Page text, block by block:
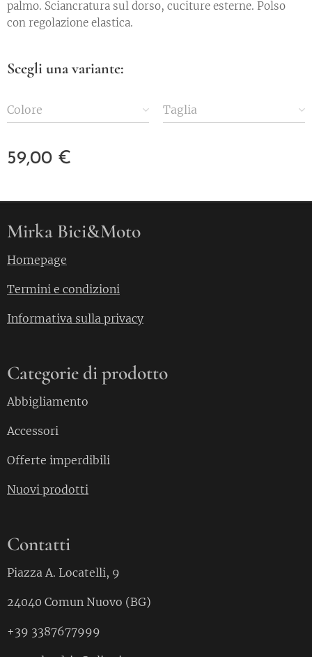
palmo. Sciancratura sul dorso, cuciture esterne. Polso
con regolazione elastica.
Scegli una variante:
Colore Taglia
59,00 €
Mirka Bici&Moto
Homepage
Termini e condizioni
Informativa sulla privacy
Categorie di prodotto
Abbigliamento
Accessori
Offerte imperdibili
Nuovi prodotti
Contatti
Piazza A. Locatelli, 9
24040 Comun Nuovo (BG)
+39 3387677999